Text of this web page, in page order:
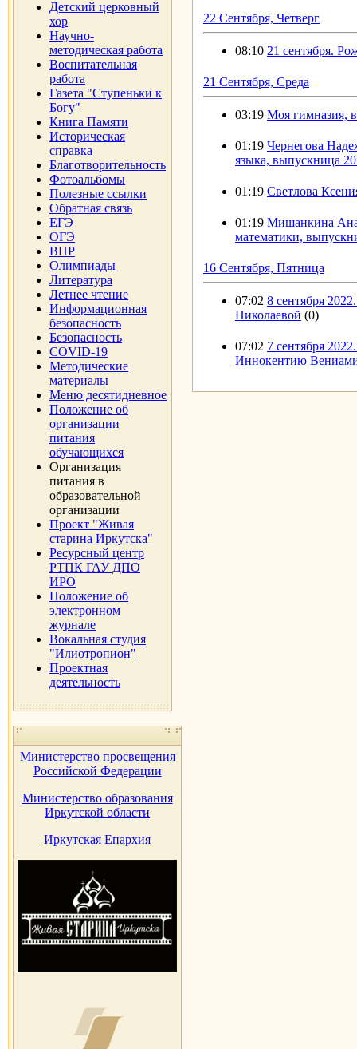
Детский церковный
хор
Научно-
методическая работа
Воспитательная
работа
Газета "Ступеньки к
Богу"
Книга Памяти
Историческая
справка
Благотворительность
Фотоальбомы
Полезные ссылки
Обратная связь
ЕГЭ
ОГЭ
ВПР
Олимпиады
Литература
Летнее чтение
Информационная
безопасность
Безопасность
COVID-19
Методические
материалы
Меню десятидневное
Положение об
организации
питания
обучающихся
Организация
питания в
образовательной
организации
Проект "Живая
старина Иркутска"
Ресурсный центр
РТПК ГАУ ДПО
ИРО
Положение об
электронном
журнале
Вокальная студия
"Илиотропион"
Проектная
деятельность
Министерство просвещения
Российской Федерации
Министерство образования
Иркутской области
Иркутская Епархия
22 Сентября, Четверг
08:10 21 сентября.
21 Сентября, Среда
03:19 Моя гимназия,
01:19 Чернегова
языка, выпускница
01:19 Светлова
01:19 Мишанкина
математики,
16 Сентября, Пятница
07:02 8 сентября
Николаевой (0)
07:02 7 сентября
Иннокентию